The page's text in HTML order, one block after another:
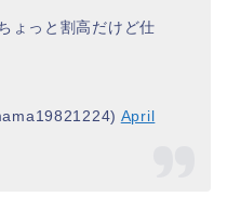
ょっと割高だけど仕
April